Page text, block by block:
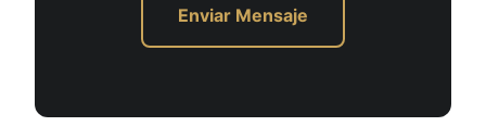
Enviar Mensaje